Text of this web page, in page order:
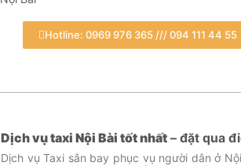
Hotline: 0969 976 365 /// 094 111 44 55
Dịch vụ taxi Nội Bài tốt nhất – đặt qua
Dịch vụ Taxi sân bay phục vụ người dân ở